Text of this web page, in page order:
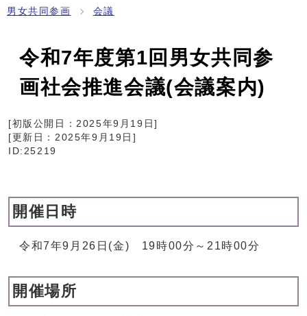
男女共同参画 会議
令和7年度第1回男女共同参
画社会推進会議(会議案内)
[初版公開日：2025年9月19日]
[更新日： 2025年9月19日 ]
ID:25219
開催日時
令和7年9月26日(金) 19時00分～21時00分
開催場所